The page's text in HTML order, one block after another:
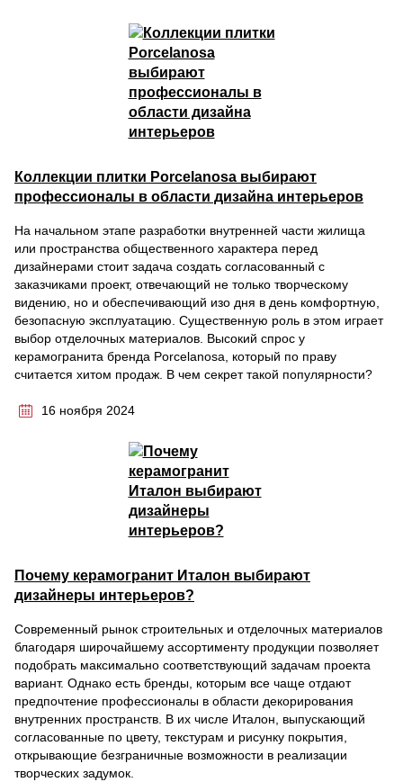
Коллекции плитки Porcelanosa выбирают
профессионалы в области дизайна интерьеров
На начальном этапе разработки внутренней части жилища
или пространства общественного характера перед
дизайнерами стоит задача создать согласованный с
заказчиками проект, отвечающий не только творческому
видению, но и обеспечивающий изо дня в день комфортную,
безопасную эксплуатацию. Существенную роль в этом играет
выбор отделочных материалов. Высокий спрос у
керамогранита бренда Porcelanosa, который по праву
считается хитом продаж. В чем секрет такой популярности?
16 ноября 2024
Почему керамогранит Италон выбирают
дизайнеры интерьеров?
Современный рынок строительных и отделочных материалов
благодаря широчайшему ассортименту продукции позволяет
подобрать максимально соответствующий задачам проекта
вариант. Однако есть бренды, которым все чаще отдают
предпочтение профессионалы в области декорирования
внутренних пространств. В их числе Италон, выпускающий
согласованные по цвету, текстурам и рисунку покрытия,
открывающие безграничные возможности в реализации
творческих задумок.